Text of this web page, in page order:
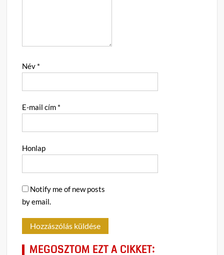
Név *
E-mail cím *
Honlap
Notify me of new posts
by email.
MEGOSZTOM EZT A CIKKET: